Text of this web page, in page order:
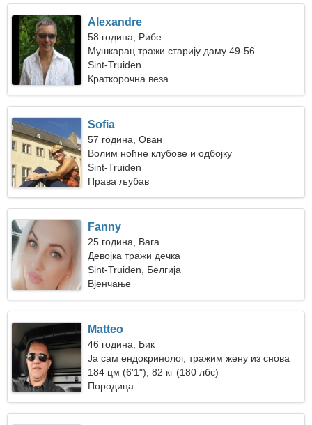
Alexandre
58 година, Рибе
Мушкарац тражи старију даму 49-56
Sint-Truiden
Краткорочна веза
Sofia
57 година, Ован
Волим ноћне клубове и одбојку
Sint-Truiden
Права љубав
Fanny
25 година, Вага
Девојка тражи дечка
Sint-Truiden, Белгија
Вјенчање
Matteo
46 година, Бик
Ја сам ендокринолог, тражим жену из снова
184 цм (6'1"), 82 кг (180 лбс)
Породица